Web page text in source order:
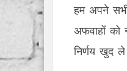
हम अपने
अफवाहों को
निर्णय खुद